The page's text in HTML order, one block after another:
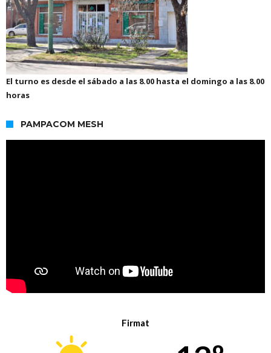
El turno es desde el sábado a las 8.00 hasta el domingo a las 8.00
horas
PAMPACOM MESH
Firmat